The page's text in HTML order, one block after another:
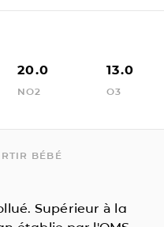
20.0
NO2
13.0
O3
BÉBÉ
Supérieur à la